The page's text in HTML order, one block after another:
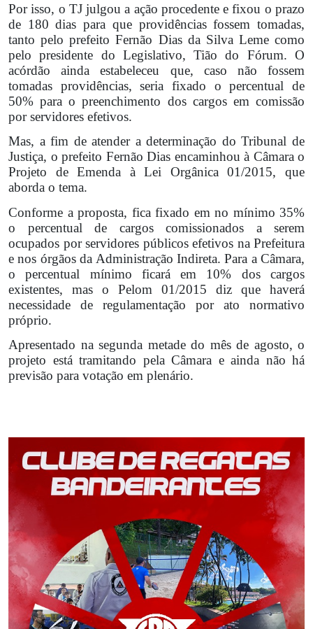
Por isso, o TJ julgou a ação procedente e fixou o prazo
de 180 dias para que providências fossem tomadas,
tanto pelo prefeito Fernão Dias da Silva Leme como
pelo presidente do Legislativo, Tião do Fórum. O
acórdão ainda estabeleceu que, caso não fossem
tomadas providências, seria fixado o percentual de
50% para o preenchimento dos cargos em comissão
por servidores efetivos.
Mas, a fim de atender a determinação do Tribunal de
Justiça, o prefeito Fernão Dias encaminhou à Câmara o
Projeto de Emenda à Lei Orgânica 01/2015, que
aborda o tema.
Conforme a proposta, fica fixado em no mínimo 35%
o percentual de cargos comissionados a serem
ocupados por servidores públicos efetivos na Prefeitura
e nos órgãos da Administração Indireta. Para a Câmara,
o percentual mínimo ficará em 10% dos cargos
existentes, mas o Pelom 01/2015 diz que haverá
necessidade de regulamentação por ato normativo
próprio.
Apresentado na segunda metade do mês de agosto, o
projeto está tramitando pela Câmara e ainda não há
previsão para votação em plenário.